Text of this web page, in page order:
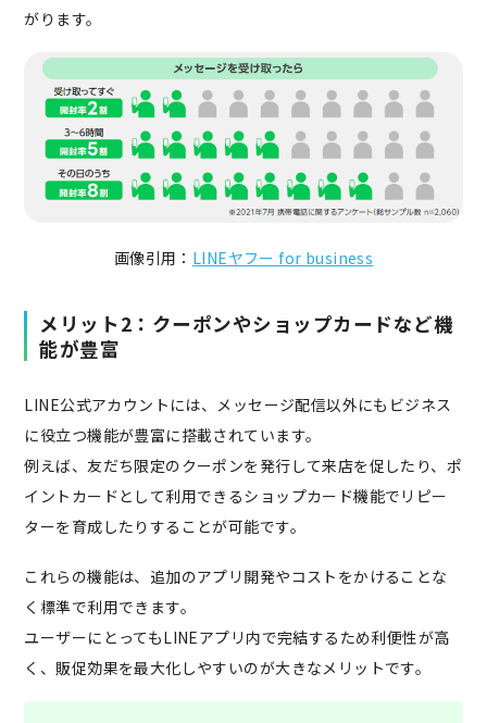
がります。
画像引用： LINEヤフー for business
メリット2：クーポンやショップカードなど機
能が豊富
LINE公式アカウントには、メッセージ配信以外にもビジネス
に役立つ機能が豊富に搭載されています。
例えば、友だち限定のクーポンを発行して来店を促したり、ポ
イントカードとして利用できるショップカード機能でリピー
ターを育成したりすることが可能です。
これらの機能は、追加のアプリ開発やコストをかけることな
く標準で利用できます。
ユーザーにとってもLINEアプリ内で完結するため利便性が高
く、販促効果を最大化しやすいのが大きなメリットです。